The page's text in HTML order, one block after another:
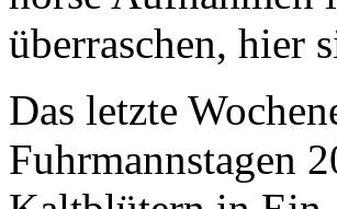
überraschen, hier
Das letzte
Fuhrmannstagen